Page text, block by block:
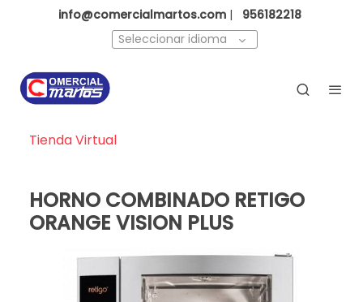
info@comercialmartos.com |
956182218
Seleccionar idioma
Tienda Virtual
HORNO COMBINADO RETIGO
ORANGE VISION PLUS